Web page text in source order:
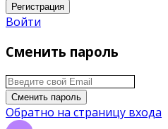
Регистрация
Войти
Сменить пароль
Сменить пароль
Обратно на страницу входа